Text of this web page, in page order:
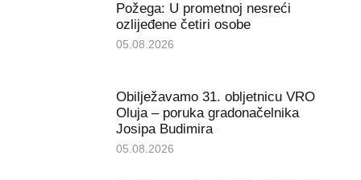
Požega: U prometnoj nesreći
ozlijeđene četiri osobe
05.08.2026
Obilježavamo 31. obljetnicu VRO
Oluja – poruka gradonačelnika
Josipa Budimira
05.08.2026